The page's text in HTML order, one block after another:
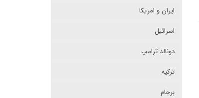
ایران و امریکا
اسرائیل
دونالد ترامپ
ترکیه
برجام